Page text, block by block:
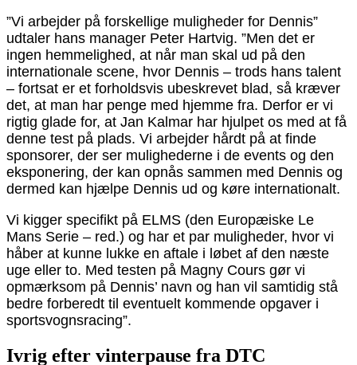
”Vi arbejder på forskellige muligheder for Dennis”
udtaler hans manager Peter Hartvig. ”Men det er
ingen hemmelighed, at når man skal ud på den
internationale scene, hvor Dennis – trods hans talent
– fortsat er et forholdsvis ubeskrevet blad, så kræver
det, at man har penge med hjemme fra. Derfor er vi
rigtig glade for, at Jan Kalmar har hjulpet os med at få
denne test på plads. Vi arbejder hårdt på at finde
sponsorer, der ser mulighederne i de events og den
eksponering, der kan opnås sammen med Dennis og
dermed kan hjælpe Dennis ud og køre internationalt.
Vi kigger specifikt på ELMS (den Europæiske Le
Mans Serie – red.) og har et par muligheder, hvor vi
håber at kunne lukke en aftale i løbet af den næste
uge eller to. Med testen på Magny Cours gør vi
opmærksom på Dennis’ navn og han vil samtidig stå
bedre forberedt til eventuelt kommende opgaver i
sportsvognsracing”.
Ivrig efter vinterpause fra DTC